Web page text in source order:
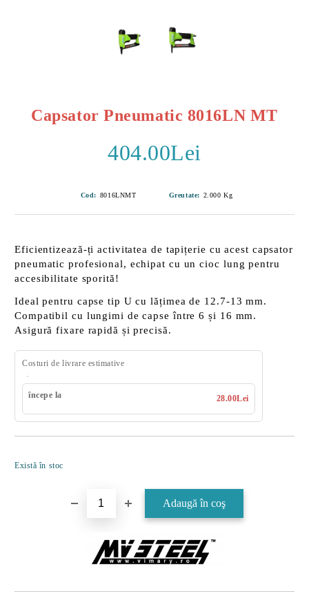
Capsator Pneumatic 8016LN MT
404.00Lei
Cod: 8016LNMT Greutate: 2.000 Kg
Eficientizează-ți activitatea de tapițerie cu acest capsator
pneumatic profesional, echipat cu uncioc lung pentru
accesibilitate sporită!
Ideal pentru capse tip U cu lățimea de 12.7-13 mm.
Compatibil cu lungimi de capse între6 și 16 mm.
Asigură fixare rapidă și precisă.
Costuri de livrare estimative
începe la 28.00Lei
Există în stoc